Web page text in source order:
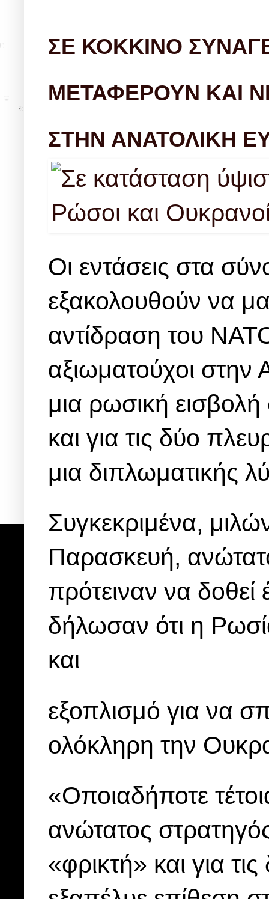
ΣΕ ΚΟΚΚΙΝΟ
ΜΕΤΑΦΕΡΟΥΝ ΚΑΙ
ΣΤΗΝ ΑΝΑΤΟΛΙΚΗ
Οι εντάσεις στα
εξακολουθούν να
αντίδραση του
αξιωματούχοι στην
μια ρωσική
και για τις δύο
μια διπλωματικής
Συγκεκριμένα,
Παρασκευή,
πρότειναν να
δήλωσαν ότι η
και
εξοπλισμό για να
ολόκληρη την
«Οποιαδήποτε
ανώτατος
«φρικτή» και για